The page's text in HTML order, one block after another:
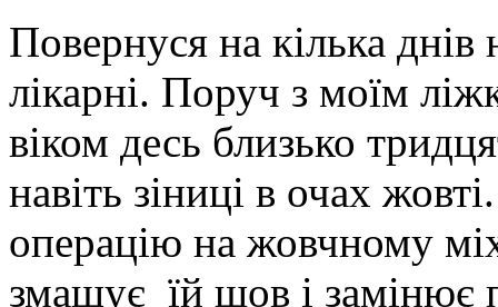
Повернуся на кілька
лікарні. Поруч з моїм
віком десь близько
навіть зіниці в очах
операцію на жовчному
змащує їй шов і замінює